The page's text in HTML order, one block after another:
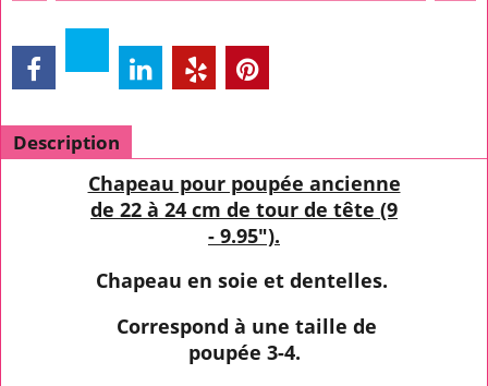
Description
Chapeau pour poupée ancienne
de 22 à 24 cm de tour de tête (9
- 9.95").
Chapeau en soie et dentelles.
Correspond à une taille de
poupée 3-4.